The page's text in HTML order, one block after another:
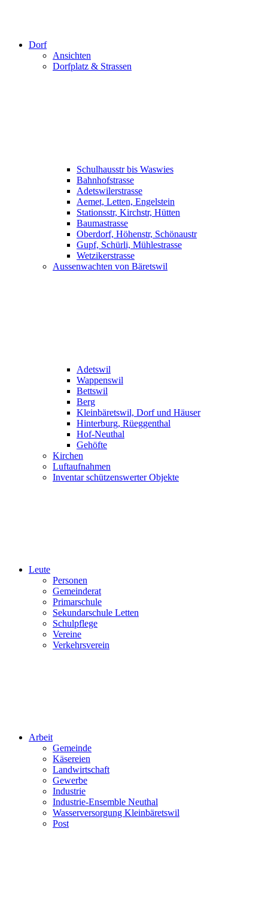
Dorf
Ansichten
Dorfplatz & Strassen
Schulhausstr bis Waswies
Bahnhofstrasse
Adetswilerstrasse
Aemet, Letten, Engelstein
Stationsstr, Kirchstr, Hütten
Baumastrasse
Oberdorf, Höhenstr, Schönaustr
Gupf, Schürli, Mühlestrasse
Wetzikerstrasse
Aussenwachten von Bäretswil
Adetswil
Wappenswil
Bettswil
Berg
Kleinbäretswil, Dorf und Häuser
Hinterburg, Rüeggenthal
Hof-Neuthal
Gehöfte
Kirchen
Luftaufnahmen
Inventar schützenswerter Objekte
Leute
Personen
Gemeinderat
Primarschule
Sekundarschule Letten
Schulpflege
Vereine
Verkehrsverein
Arbeit
Gemeinde
Käsereien
Landwirtschaft
Gewerbe
Industrie
Industrie-Ensemble Neuthal
Wasserversorgung Kleinbäretswil
Post